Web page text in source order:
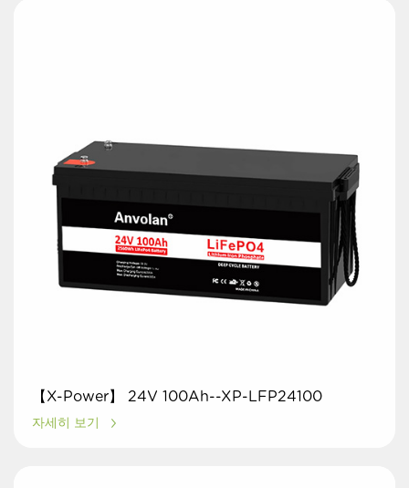
【X-Power】 24V 100Ah--XP-LFP24100
자세히 보기